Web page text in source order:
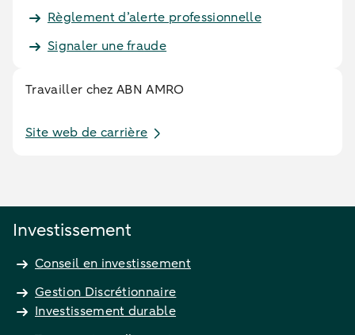
Règlement d’alerte professionnelle
Signaler une fraude
Travailler chez ABN AMRO
Site web de carrière
Investissement
Conseil en investissement
Gestion Discrétionnaire
Investissement durable